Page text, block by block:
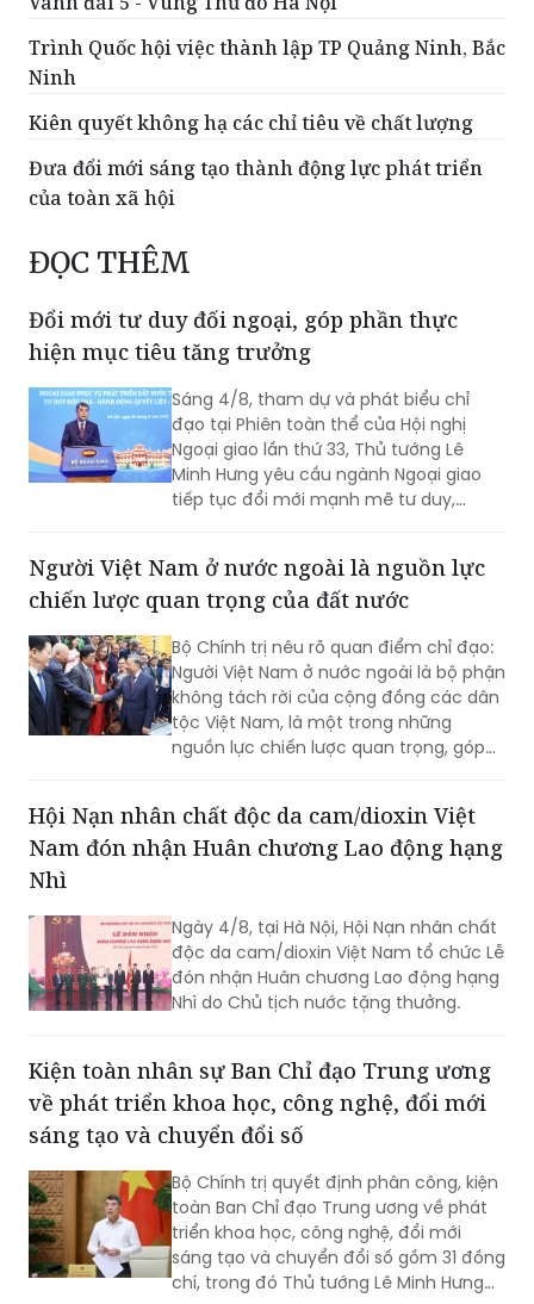
Trình Quốc hội việc thành lập TP Quảng Ninh, Bắc
Ninh
Kiên quyết không hạ các chỉ tiêu về chất lượng
Đưa đổi mới sáng tạo thành động lực phát triển
của toàn xã hội
ĐỌC THÊM
Đổi mới tư duy đối ngoại, góp phần thực
hiện mục tiêu tăng trưởng
Sáng 4/8, tham dự và phát biểu chỉ
đạo tại Phiên toàn thể của Hội nghị
Ngoại giao lần thứ 33, Thủ tướng Lê
Minh Hưng yêu cầu ngành Ngoại giao
tiếp tục đổi mới mạnh mẽ tư duy,
chất hơn, đồng hành chặt chẽ hơn với
các Bộ, ngành, địa phương và cộng
thực hiện mục tiêu tăng trưởng 2 con
số.
Người Việt Nam ở nước ngoài là nguồn lực
chiến lược quan trọng của đất nước
Bộ Chính trị nêu rõ quan điểm chỉ đạo:
Người Việt Nam ở nước ngoài là bộ phận
không tách rời của cộng đồng các dân
tộc Việt Nam, là một trong những
nguồn lực chiến lược quan trọng, góp
thế giới...
Hội Nạn nhân chất độc da cam/dioxin Việt
Nam đón nhận Huân chương Lao động hạng
Nhì
Ngày 4/8, tại Hà Nội, Hội Nạn nhân chất
độc da cam/dioxin Việt Nam tổ chức Lễ
đón nhận Huân chương Lao động hạng
Nhì do Chủ tịch nước tặng thưởng.
Kiện toàn nhân sự Ban Chỉ đạo Trung ương
về phát triển khoa học, công nghệ, đổi mới
sáng tạo và chuyển đổi số
Bộ Chính trị quyết định phân công, kiện
toàn Ban Chỉ đạo Trung ương về phát
triển khoa học, công nghệ, đổi mới
sáng tạo và chuyển đổi số gồm 31 đồng
chí, trong đó Thủ tướng Lê Minh Hưng